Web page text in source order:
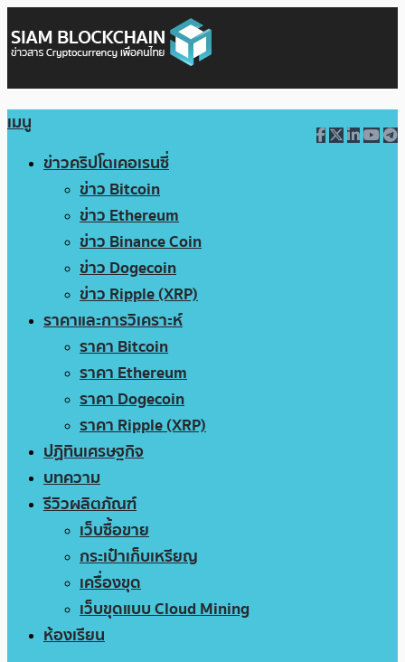
เมนู
ข่าวคริปโตเคอเรนซี่
ข่าว Bitcoin
ข่าว Ethereum
ข่าว Binance Coin
ข่าว Dogecoin
ข่าว Ripple (XRP)
ราคาและการวิเคราะห์
ราคา Bitcoin
ราคา Ethereum
ราคา Dogecoin
ราคา Ripple (XRP)
ปฏิทินเศรษฐกิจ
บทความ
รีวิวผลิตภัณฑ์
เว็บซื้อขาย
กระเป๋าเก็บเหรียญ
เครื่องขุด
เว็บขุดแบบ Cloud Mining
ห้องเรียน